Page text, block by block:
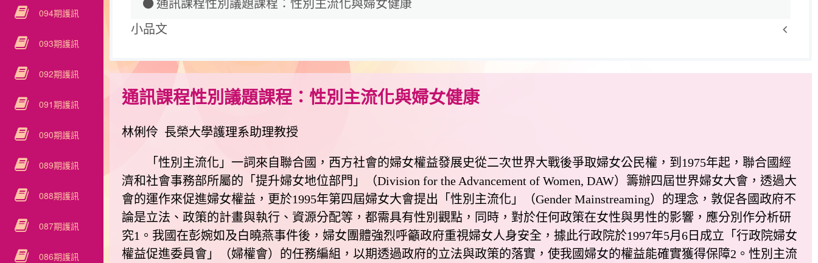
094期護訊
093期護訊
092期護訊
091期護訊
090期護訊
089期護訊
088期護訊
087期護訊
086期護訊
通訊課程性別議題課程：性別主流化與婦女健康
小品文
通訊課程性別議題課程：性別主流化與婦女健康
林俐伶 長榮大學護理系助理教授
「性別主流化」一詞來自聯合國，西方社會的婦女權益發展史從二次世界大戰後爭取婦女公民權，到1975年起，聯合國經
濟和社會事務部所屬的「提升婦女地位部門」（Division for the Advancement of Women, DAW）籌辦四屆世界婦女大會，透過大
會的運作來促進婦女權益，更於1995年第四屆婦女大會提出「性別主流化」（Gender Mainstreaming）的理念，敦促各國政府不
論是立法、政策的計畫與執行、資源分配等，都需具有性別觀點，同時，對於任何政策在女性與男性的影響，應分別作分析研
究1。我國在彭婉如及白曉燕事件後，婦女團體強烈呼籲政府重視婦女人身安全，據此行政院於1997年5月6日成立「行政院婦女
權益促進委員會」（婦權會）的任務編組，以期透過政府的立法與政策的落實，使我國婦女的權益能確實獲得保障2。性別主流